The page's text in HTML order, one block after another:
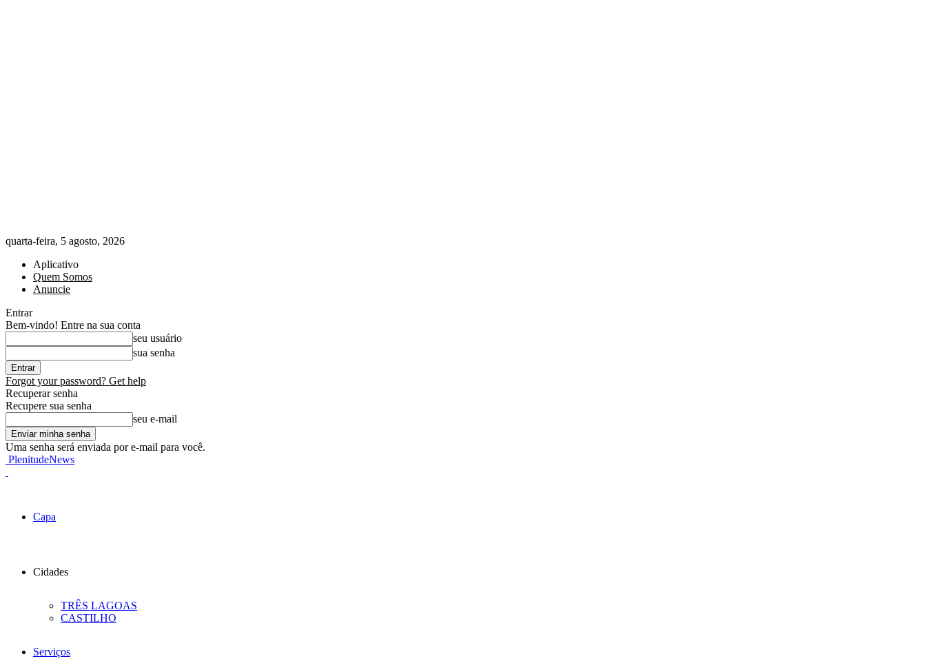
quarta-feira, 5 agosto, 2026
Aplicativo
Quem Somos
Anuncie
Entrar
Bem-vindo! Entre na sua conta
seu usuário
sua senha
Forgot your password? Get help
Recuperar senha
Recupere sua senha
seu e-mail
Uma senha será enviada por e-mail para você.
PlenitudeNews
Capa
Cidades
TRÊS LAGOAS
CASTILHO
Serviços